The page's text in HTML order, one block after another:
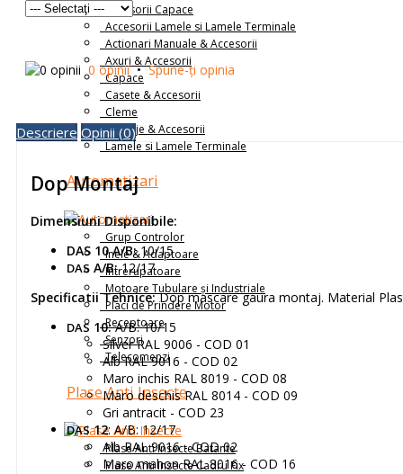
Accesorii Capace
Accesorii Lamele si Lamele Terminale
Actionari Manuale & Accesorii
Axuri & Accesorii
Capace
Casete & Accesorii
Cleme
Ghidaje & Accesorii
Lamele si Lamele Terminale
Automatizari
Grup Controlor
Inele & Adaptoare
Intrerupatoare
Motoare Tubulare și Industriale
Placi de Prindere Motor
Receptoare
Senzori
Telecomenzi
Plase Anti Insecte
Plase Anti Insecte Batante
Plase Anti Insecte Cadru Fix
0 opinii•Spune-ţi opinia
Descriere Opinii (0)
Dop Montaj
Dimensiuni Disponibile:
DAS 10 A/B:10/15
DAS A/B:12/17
Specificatii Tehnice:Dop mascare gaura montaj. Material
DAS 10:A/B: 10/15
Silver RAL 9006 - COD 01
Alb RAL 9016 - COD 02
Maro inchis RAL 8019 - COD 08
Maro deschis RAL 8014 - COD 09
Gri antracit - COD 23
DAS12: A/B: 12/17
Alb RAL 9016 - COD 02
Maro mahon RAL 8016 - COD 16